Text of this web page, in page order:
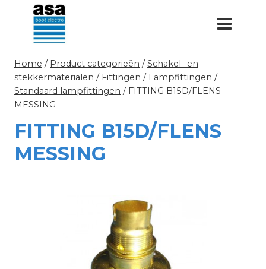
Doorgaan
inhoud
Home / Product categorieën / Schakel- en
stekkermaterialen / Fittingen / Lampfittingen /
Standaard lampfittingen / FITTING B15D/FLENS
MESSING
FITTING B15D/FLENS
MESSING